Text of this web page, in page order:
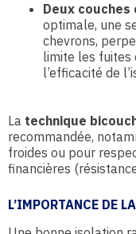
Deux couches
optimale, une
chevrons,
limite les fuites
l’efficacité de
La technique
recommandée,
froides ou pour
financières
L’IMPORTANCE DE